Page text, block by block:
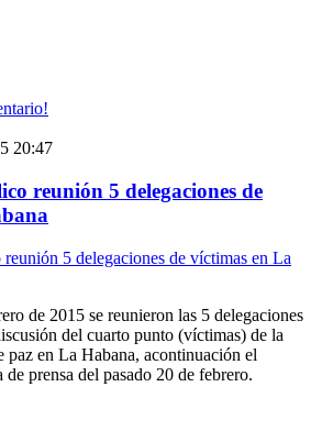
20:47
reunión 5 delegaciones de
de 2015 se reunieron las 5 delegaciones
del cuarto punto (víctimas) de la
paz en La Habana, acontinuación el
prensa del pasado 20 de febrero.